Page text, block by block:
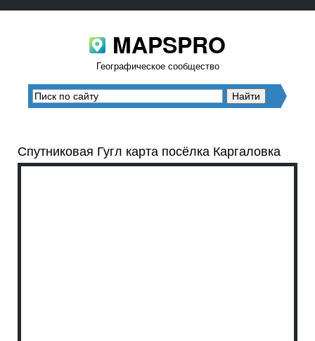
MAPSPRO
Географическое сообщество
Спутниковая Гугл карта посёлка Каргаловка